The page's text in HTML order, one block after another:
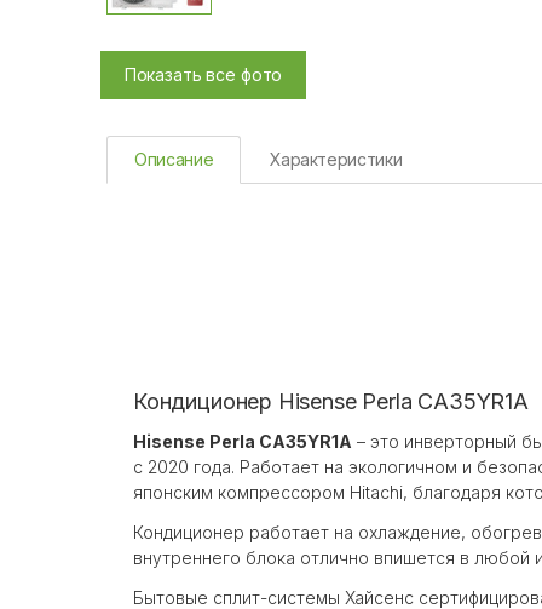
Показать все фото
Описание Характеристики
Кондиционер Hisense Perla CA35YR1A
Hisense Perla CA35YR1A – это инверторный
с 2020 года. Работает на экологичном и
японским компрессором Hitachi, благодаря
Кондиционер работает на охлаждение,
внутреннего блока отлично впишется в
Бытовые сплит-системы Хайсенс